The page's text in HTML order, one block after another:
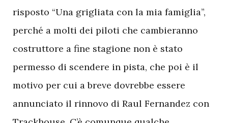
risposto “Una grigliata con la mia famiglia”,
perché a molti dei piloti che cambieranno
costruttore a fine stagione non è stato
permesso di scendere in pista, che poi è il
motivo per cui a breve dovrebbe essere
annunciato il rinnovo di Raul Fernandez con